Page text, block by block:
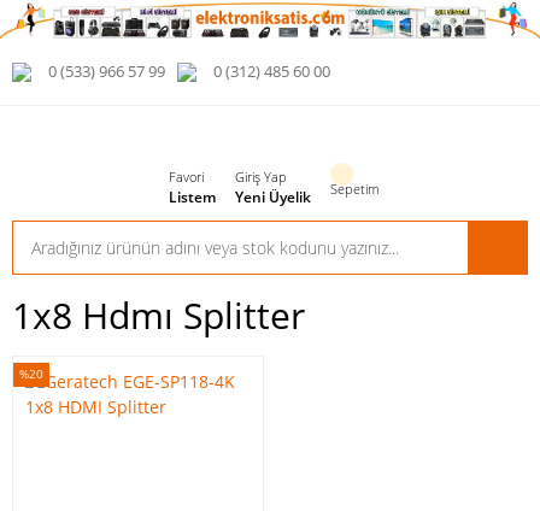
0 (533) 966 57 99 0 (312) 485 60 00
Favori
Listem
Giriş Yap
Yeni Üyelik Sepetim
1x8 Hdmı Splitter
%20